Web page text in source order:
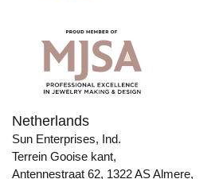
Netherlands
Sun Enterprises, Ind.
Terrein Gooise kant,
Antennestraat 62, 1322 AS Almere,